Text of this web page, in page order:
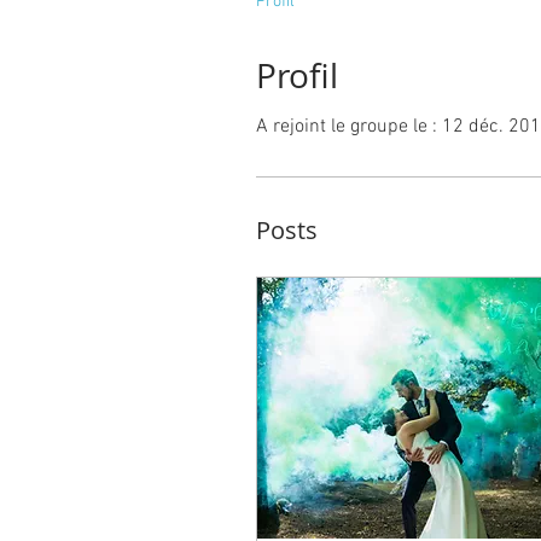
Profil
A rejoint le groupe le : 12 déc.
Posts